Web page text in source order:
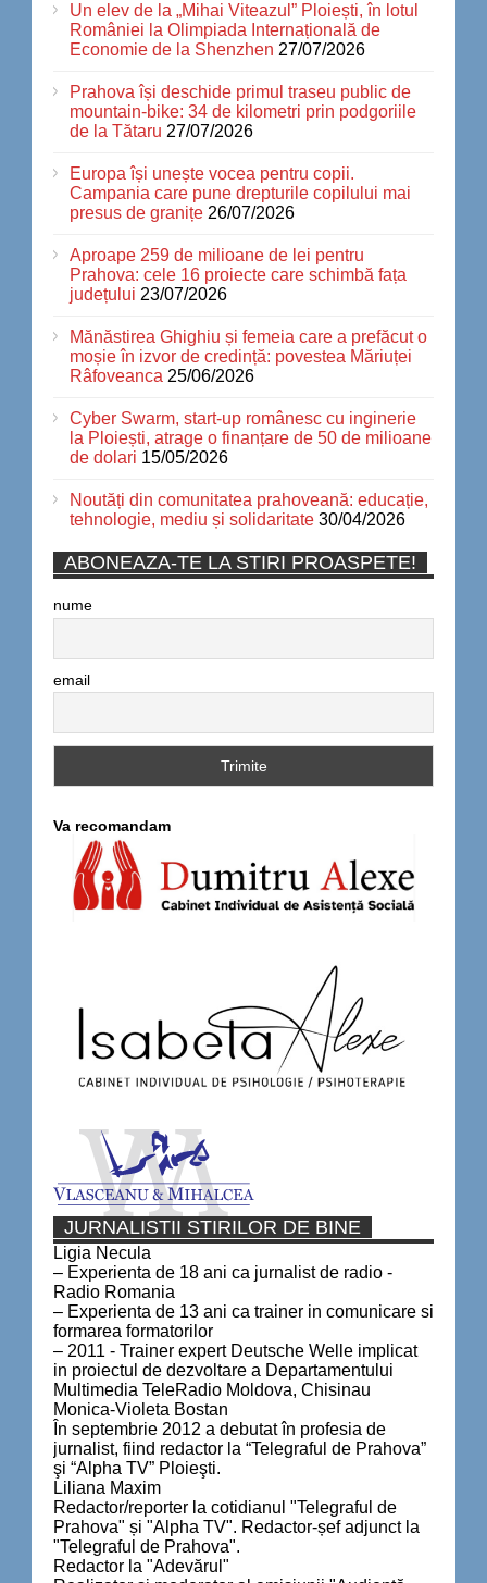
Un elev de la „Mihai Viteazul” Ploiești, în lotul
României la Olimpiada Internațională de
Economie de la Shenzhen 27/07/2026
Prahova își deschide primul traseu public de
mountain-bike: 34 de kilometri prin podgoriile
de la Tătaru 27/07/2026
Europa își unește vocea pentru copii.
Campania care pune drepturile copilului mai
presus de granițe 26/07/2026
Aproape 259 de milioane de lei pentru
Prahova: cele 16 proiecte care schimbă fața
județului 23/07/2026
Mănăstirea Ghighiu și femeia care a prefăcut o
moșie în izvor de credință: povestea Măriuței
Râfoveanca 25/06/2026
Cyber Swarm, start-up românesc cu inginerie
la Ploiești, atrage o finanțare de 50 de milioane
de dolari 15/05/2026
Noutăți din comunitatea prahoveană: educație,
tehnologie, mediu și solidaritate 30/04/2026
ABONEAZA-TE LA STIRI PROASPETE!
nume
email
Va recomandam
JURNALISTII STIRILOR DE BINE
Ligia Necula
– Experienta de 18 ani ca jurnalist de radio -
Radio Romania
– Experienta de 13 ani ca trainer in comunicare si
formarea formatorilor
– 2011 - Trainer expert Deutsche Welle implicat
in proiectul de dezvoltare a Departamentului
Multimedia TeleRadio Moldova, Chisinau
Monica-Violeta Bostan
În septembrie 2012 a debutat în profesia de
jurnalist, fiind redactor la “Telegraful de Prahova”
şi “Alpha TV” Ploieşti.
Liliana Maxim
Redactor/reporter la cotidianul "Telegraful de
Prahova" și "Alpha TV". Redactor-șef adjunct la
"Telegraful de Prahova".
Redactor la "Adevărul"